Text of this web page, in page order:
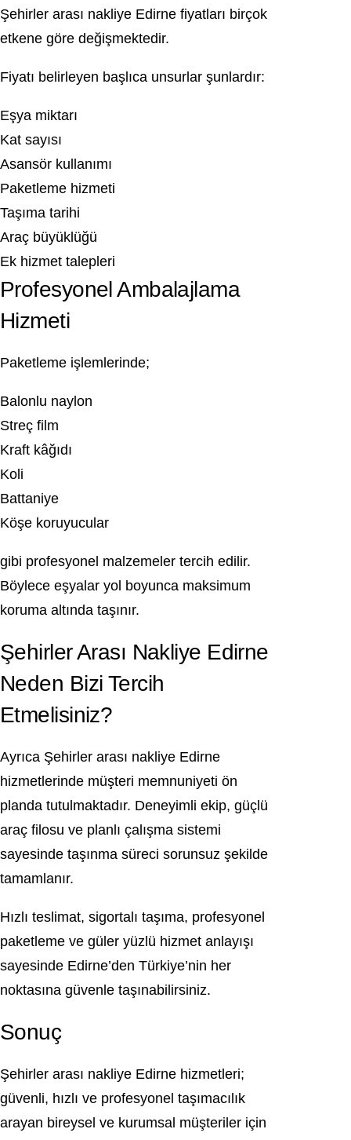
Şehirler arası nakliye Edirne fiyatları birçok
etkene göre değişmektedir.
Fiyatı belirleyen başlıca unsurlar şunlardır:
Eşya miktarı
Kat sayısı
Asansör kullanımı
Paketleme hizmeti
Taşıma tarihi
Araç büyüklüğü
Ek hizmet talepleri
Profesyonel Ambalajlama
Hizmeti
Paketleme işlemlerinde;
Balonlu naylon
Streç film
Kraft kâğıdı
Koli
Battaniye
Köşe koruyucular
gibi profesyonel malzemeler tercih edilir.
Böylece eşyalar yol boyunca maksimum
koruma altında taşınır.
Şehirler Arası Nakliye Edirne
Neden Bizi Tercih
Etmelisiniz?
Ayrıca Şehirler arası nakliye Edirne
hizmetlerinde müşteri memnuniyeti ön
planda tutulmaktadır. Deneyimli ekip, güçlü
araç filosu ve planlı çalışma sistemi
sayesinde taşınma süreci sorunsuz şekilde
tamamlanır.
Hızlı teslimat, sigortalı taşıma, profesyonel
paketleme ve güler yüzlü hizmet anlayışı
sayesinde Edirne’den Türkiye’nin her
noktasına güvenle taşınabilirsiniz.
Sonuç
Şehirler arası nakliye Edirne hizmetleri;
güvenli, hızlı ve profesyonel taşımacılık
arayan bireysel ve kurumsal müşteriler için